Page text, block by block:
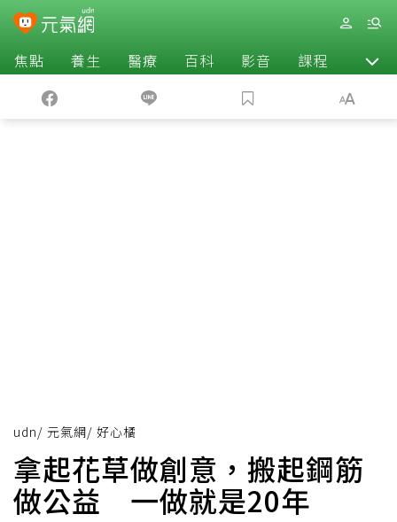
焦點 養生 醫療 百科 影音 課程 退休
udn/ 元氣網/ 好心橘
拿起花草做創意，搬起鋼筋
做公益 一做就是20年